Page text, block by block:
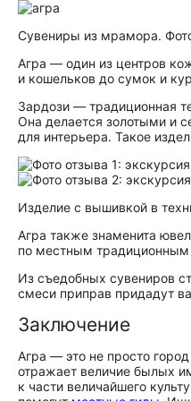
Сувениры из мрамора.
Агра — один из центров
и кошельков до сумок и
Зардози — традиционная
Она делается золотыми и
для интерьера. Такое
Изделие с вышивкой в
Агра также знаменита
по местным традиционным
Из съедобных сувениров
смеси приправ придадут
Заключение
Агра — это не просто
отражает величие былых
к части величайшего